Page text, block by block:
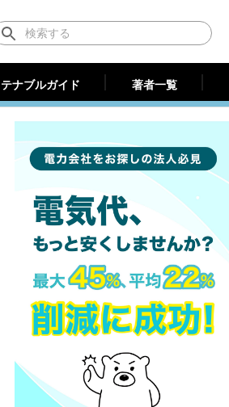
ナブルガイド 著者一覧
テナブルガイド 著者一覧